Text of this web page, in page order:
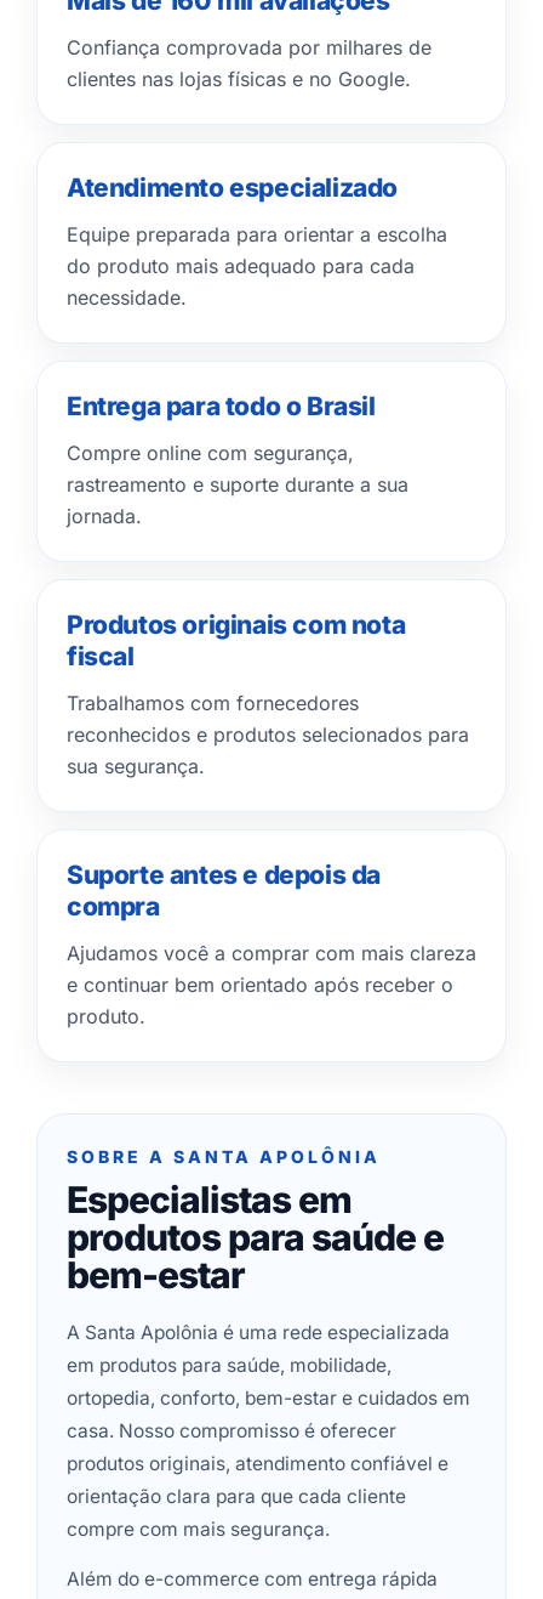
Confiança comprovada por milhares de
clientes nas lojas físicas e no Google.
Atendimento especializado
Equipe preparada para orientar a escolha
do produto mais adequado para cada
necessidade.
Entrega para todo o Brasil
Compre online com segurança,
rastreamento e suporte durante a sua
jornada.
Produtos originais com nota
fiscal
Trabalhamos com fornecedores
reconhecidos e produtos selecionados para
sua segurança.
Suporte antes e depois da
compra
Ajudamos você a comprar com mais clareza
e continuar bem orientado após receber o
produto.
SOBRE A SANTA APOLÔNIA
Especialistas em
produtos para saúde e
bem-estar
A Santa Apolônia é uma rede especializada
em produtos para saúde, mobilidade,
ortopedia, conforto, bem-estar e cuidados em
casa. Nosso compromisso é oferecer
produtos originais, atendimento confiável e
orientação clara para que cada cliente
compre com mais segurança.
Além do e-commerce com entrega rápida